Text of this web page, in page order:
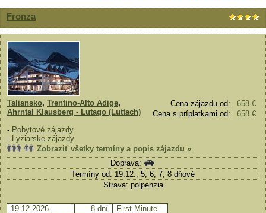
Fronza
Cena zájazdu od:
658 €
Cena s príplatkami od:
658 €
Taliansko, Trentino-Alto Adige,
Ahrntal Klausberg - Lutago (Luttach)
- Pobytové zájazdy
- Lyžiarske zájazdy
Zobraziť všetky termíny a popis zájazdu »
Doprava:
Termíny od: 19.12., 5, 6, 7, 8 dňové
Strava: polpenzia
19.12.2026 8 dní
First Minute